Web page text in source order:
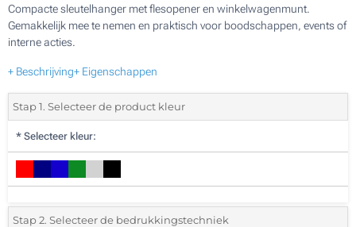
Compacte sleutelhanger met flesopener en winkelwagenmunt.
Gemakkelijk mee te nemen en praktisch voor boodschappen, events of
interne acties.
+ Beschrijving+ Eigenschappen
Stap 1. Selecteer de product kleur
* Selecteer kleur:
Stap 2. Selecteer de bedrukkingstechniek